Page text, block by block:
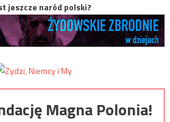
jeszcze naród polski?
Magna Polonia!